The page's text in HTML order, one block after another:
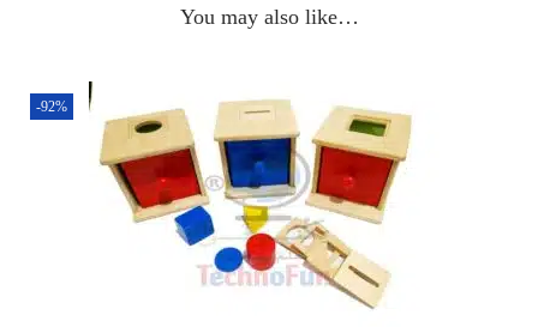
You may also like…
-92%